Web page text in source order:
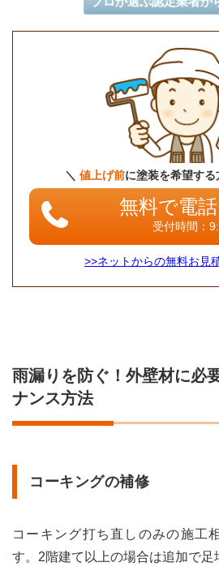
＼ 値上げ前に塗装を希望す
無料で電
受付時間：
>>ネットからの無料お見
雨漏りを防ぐ！外壁材に必
ナンス方法
コーキングの補修
コーキング打ち直しのみの施工
す。2階建て以上の場合は追加で足